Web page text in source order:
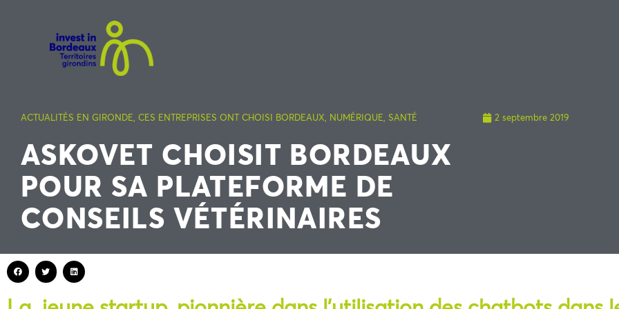
ACTUALITÉS EN GIRONDE, CES ENTREPRISES ONT CHOISI BORDEAUX, NUMÉRIQUE, SANTÉ
ASKOVET CHOISIT BORDEAUX
POUR SA PLATEFORME DE
CONSEILS VÉTÉRINAIRES
2 septembre 2019